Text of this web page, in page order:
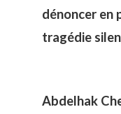
dénoncer en
tragédie
Abdelhak